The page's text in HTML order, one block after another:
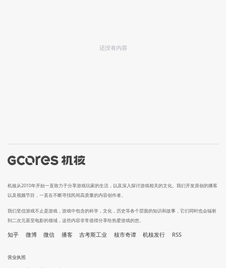
还没有内容
机核从2010年开始一直致力于分享游戏玩家的生活，以及深入探讨游戏相关的文化。我们开发原创的播客
以及视频节目，一直在不断寻找民间高质量的内容创作者。
我们坚信游戏不止是游戏，游戏中包含的科学，文化，历史等各个层面的知识和故事，它们同时也会辐射
到二次元甚至电影的领域，这些内容非常值得分享给热爱游戏的您。
知乎 微博 微信 播客 吉考斯工业 核市奇谭 机核发行 RSS
营业执照